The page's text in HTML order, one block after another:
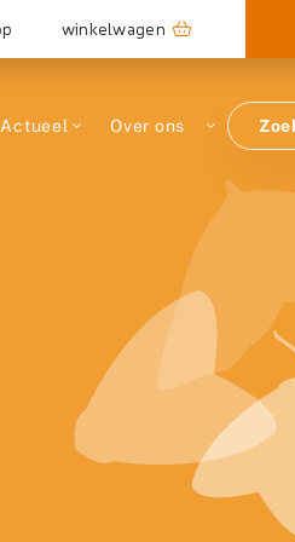
winkelwagen
Actueel Over ons